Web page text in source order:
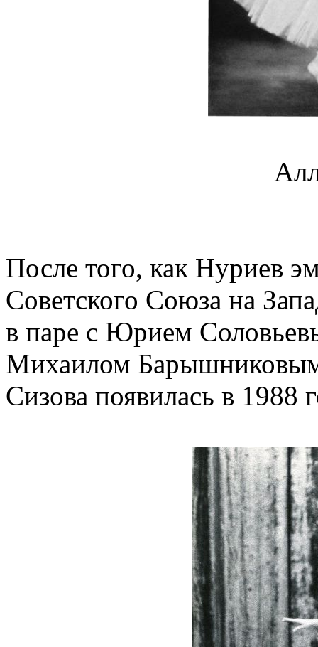
После того, как Нуриев
Советского Союза на
в паре с Юрием
Михаилом
Сизова появилась в